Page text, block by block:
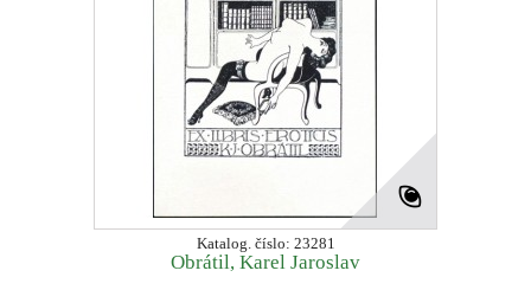
Katalog. číslo: 23281
Obrátil, Karel Jaroslav